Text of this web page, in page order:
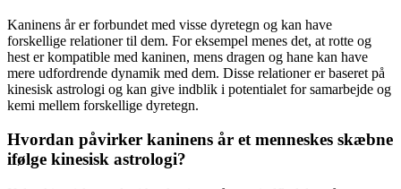
Kaninens år er forbundet med visse dyretegn og kan have
forskellige relationer til dem. For eksempel menes det, at rotte og
hest er kompatible med kaninen, mens dragen og hane kan have
mere udfordrende dynamik med dem. Disse relationer er baseret på
kinesisk astrologi og kan give indblik i potentialet for samarbejde og
kemi mellem forskellige dyretegn.
Hvordan påvirker kaninens år et menneskes skæbne
ifølge kinesisk astrologi?